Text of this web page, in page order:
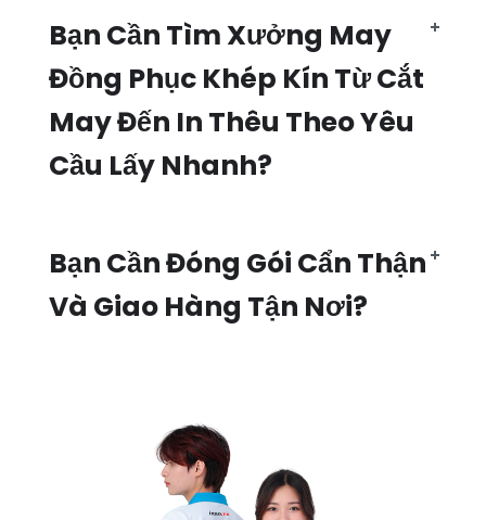
Bạn Cần Tìm Xưởng May
Đồng Phục Khép Kín Từ Cắt
May Đến In Thêu Theo Yêu
Cầu Lấy Nhanh?
Bạn Cần Đóng Gói Cẩn Thận
Và Giao Hàng Tận Nơi?